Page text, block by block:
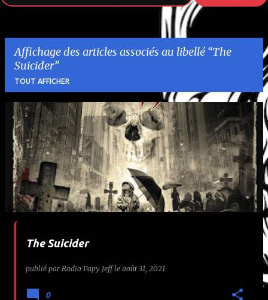
Affichage des articles associés au libellé The
Suicider
TOUT AFFICHER
The Suicider
publié par Radio Papy Jeff le août 31, 2021
0